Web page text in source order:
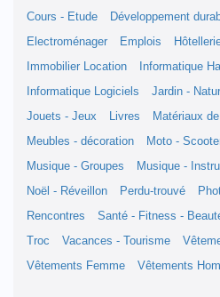
Cours - Etude
Développement
Electroménager
Emplois
Immobilier Location
Informatique
Informatique Logiciels
Jardin -
Jouets - Jeux
Livres
Matériaux
Meubles - décoration
Moto -
Musique - Groupes
Musique -
Noël - Réveillon
Perdu-trouvé
Rencontres
Santé - Fitness -
Troc
Vacances - Tourisme
Vêtements Femme
Vêtements